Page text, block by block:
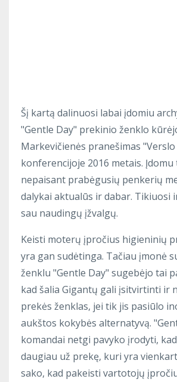
Šį kartą dalinuosi labai įdomiu
"Gentle Day" prekinio ženklo
Markevičienės pranešimas
konferencijoje 2016 metais. Įdomu
nepaisant prabėgusių penkerių
dalykai aktualūs ir dabar. Tikiuosi
sau naudingų įžvalgų.
Keisti moterų įpročius higieninių
yra gan sudėtinga. Tačiau įmonė
ženklu "Gentle Day" sugebėjo tai
kad šalia Gigantų gali įsitvirtinti ir
prekės ženklas, jei tik jis pasiūlo
aukštos kokybės alternatyvą.
komandai netgi pavyko įrodyti,
daugiau už prekę, kuri yra
sako, kad pakeisti vartotojų